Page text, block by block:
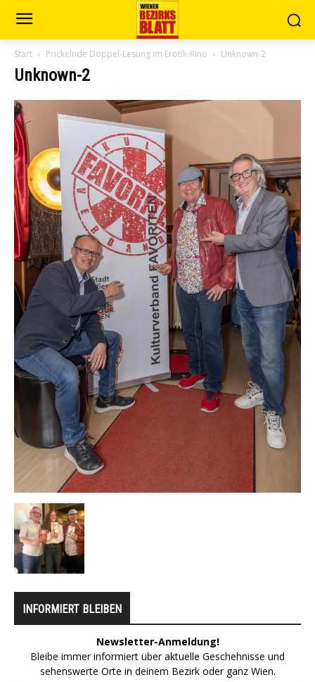
Start Prickelnde Doppel-Lesung im Erotik-Kino Unknown-2
Unknown-2
INFORMIERT BLEIBEN
Newsletter-Anmeldung!
Bleibe immer informiert über aktuelle Geschehnisse und
sehenswerte Orte in deinem Bezirk oder ganz Wien.